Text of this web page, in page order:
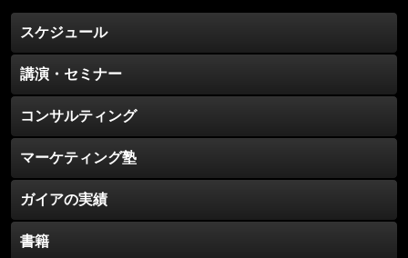
ブ
スケジュール
講演・セミナー
コンサルティング
マーケティング塾
ガイアの実績
書籍